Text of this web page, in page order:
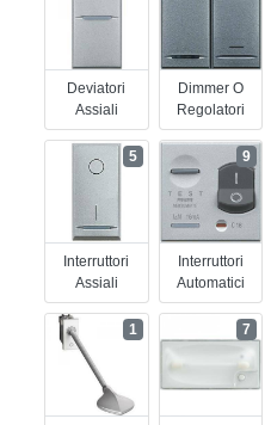
Deviatori
Assiali
Dimmer O
Regolatori
Interruttori
Assiali
5
Interruttori
Automatici
9
1 7